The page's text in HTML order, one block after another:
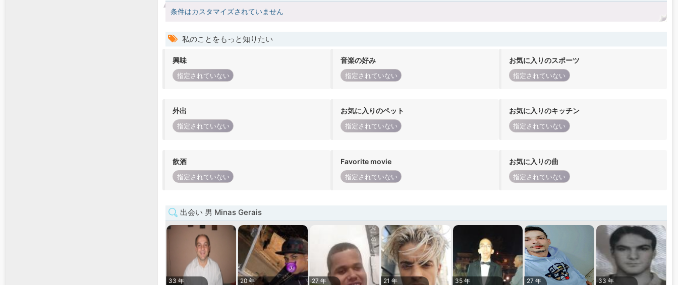
条件はカスタマイズされていません
私のことをもっと知りたい
興味
指定されていない
音楽の好み
指定されていない
お気に入りのスポーツ
指定されていない
外出
指定されていない
お気に入りのペット
指定されていない
お気に入りのキッチン
指定されていない
飲酒
指定されていない
Favorite movie
指定されていない
お気に入りの曲
指定されていない
出会い 男 Minas Gerais
33 年
20 年
27 年
21 年
35 年
27 年
33 年